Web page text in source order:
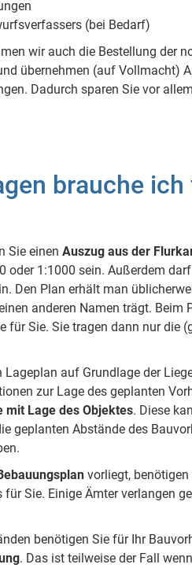
(bei Bedarf)
wir auch die Bestellung der
übernehmen (auf Vollmacht)
Dadurch sparen Sie vor
brauche ich
Sie einenAuszug aus der
oder 1:1000 sein. Außerdem
Den Plan erhält man
anderen Namen trägt. Beim
für Sie. Sie tragen dann nur die
Lageplan auf Grundlage der
zur Lage des geplanten
mit Lage des Objektes. Diese
geplanten Abstände des
vorliegt,
Sie. Einige Ämter verlangen
benötigen Sie für Ihr
. Das ist teilweise der Fall